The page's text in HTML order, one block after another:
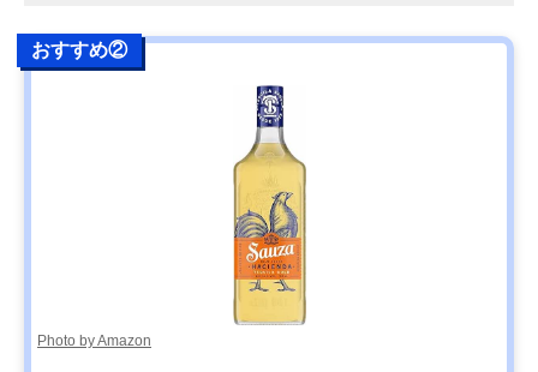
おすすめ②
Photo by Amazon